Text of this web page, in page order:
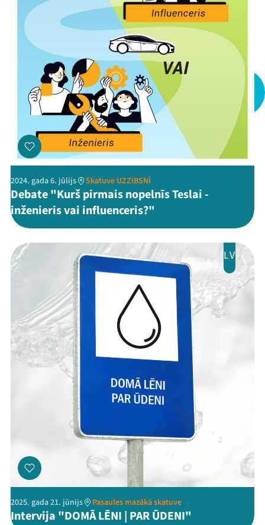
Programma
Arhīvs
Viņi bija LAMPĀ 2026
Jaunumi
Ziedo
Veikals
Kontakti
ThreadsFacebookYoutube Instagram
Flick TikTok
2024. gada 6. jūlijs Skatuve UZZIBSNĪ
Debate "Kurš pirmais nopelnīs Teslai -
inženieris vai influenceris?"
LV
2025. gada 21. jūnijs Pasaules mazākā skatuve
Intervija "DOMĀ LĒNI | PAR ŪDENI"